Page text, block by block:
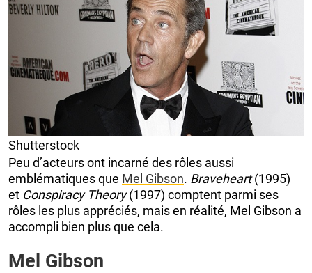
Shutterstock
Peu d’acteurs ont incarné des rôles aussi
emblématiques que Mel Gibson. Braveheart(1995)
et Conspiracy Theory(1997) comptent parmi ses
rôles les plus appréciés, mais en réalité, Mel Gibson a
accompli bien plus que cela.
Mel Gibson